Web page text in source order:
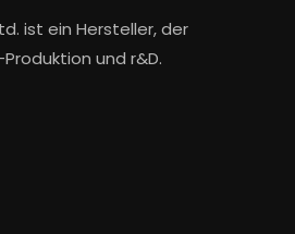
ist ein Hersteller, der
und r&D.